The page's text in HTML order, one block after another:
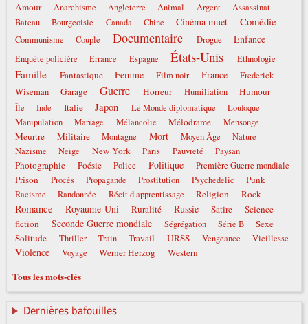
Amour Anarchisme Angleterre Animal Argent
Assassinat
Bateau
Bourgeoisie Canada Chine Cinéma muet Comédie
Communisme Couple Documentaire Drogue Enfance
Enquête policière Errance Espagne États-Unis Ethnologie
Famille Fantastique Femme Film noir France
Frederick
Wiseman
Garage Guerre Horreur Humiliation Humour
Île Inde Italie Japon Le Monde diplomatique
Loufoque
Manipulation
Mariage Mélancolie Mélodrame Mensonge
Meurtre Militaire Montagne Mort Moyen Âge
Nature
Nazisme
Neige New York Paris Pauvreté Paysan
Photographie Poésie Police Politique Première Guerre mondiale
Prison Procès Propagande Prostitution Psychedelic Punk
Racisme Randonnée Récit d apprentissage Religion Rock
Romance Royaume-Uni Ruralité Russie Satire
Science-
fiction
Seconde Guerre mondiale Ségrégation Série B
Sexe
Solitude
Thriller Train Travail URSS Vengeance Vieillesse
Violence Voyage Werner Herzog Western
Tous les mots-clés
Dernières bafouilles